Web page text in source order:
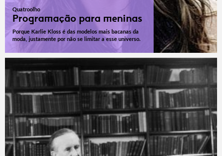
Quatroolho
Programação para meninas
Porque Karlie Kloss é das modelos mais bacanas da
moda, justamente por não se limitar a esse universo.